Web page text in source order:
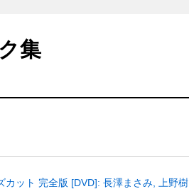
集
ット 完全版 [DVD]: 長澤まさみ, 上野樹